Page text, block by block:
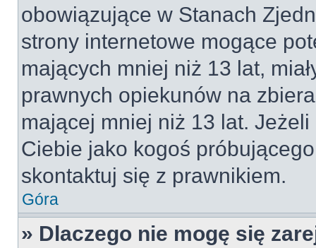
obowiązujące w Stanach
strony internetowe mogące
mających mniej niż 13 lat,
prawnych opiekunów na
mającej mniej niż 13 lat.
Ciebie jako kogoś
skontaktuj się z prawnikiem.
Góra
» Dlaczego nie mogę się